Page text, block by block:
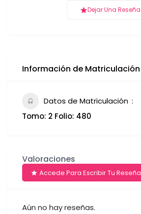
Dejar Una Reseña
Información de Matriculación
Datos de Matriculación
Tomo: 2 Folio: 480
Valoraciones
Accede Para Escribir Tu Reseña
Aún no hay reseñas.